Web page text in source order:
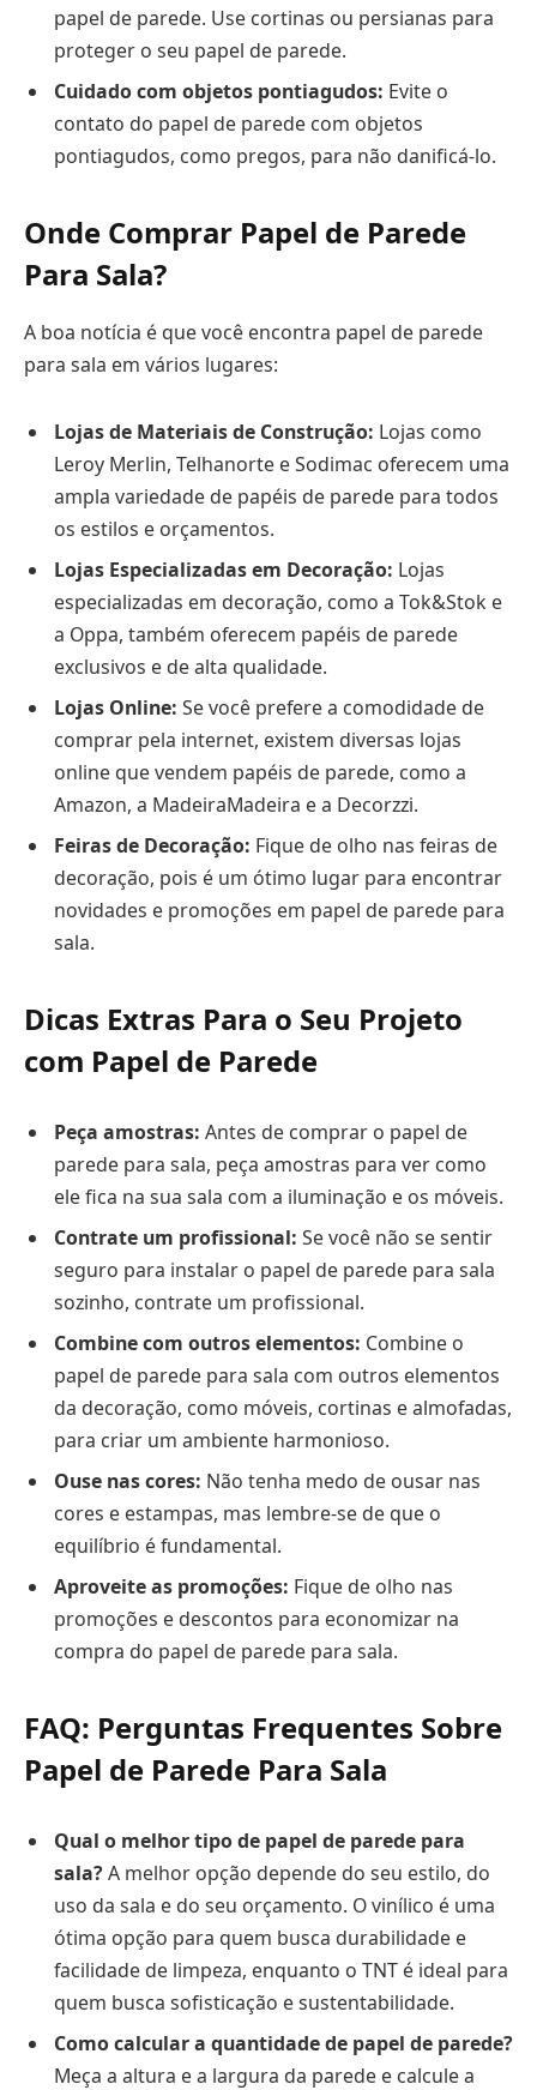
papel de parede. Use cortinas ou persianas para
proteger o seu papel de parede.
Cuidado com objetos pontiagudos: Evite o
contato do papel de parede com objetos
pontiagudos, como pregos, para não danificá-lo.
Onde Comprar Papel de Parede
Para Sala?
A boa notícia é que você encontra papel de parede
para sala em vários lugares:
Lojas de Materiais de Construção: Lojas como
Leroy Merlin, Telhanorte e Sodimac oferecem uma
ampla variedade de papéis de parede para todos
os estilos e orçamentos.
Lojas Especializadas em Decoração: Lojas
especializadas em decoração, como a Tok&Stok e
a Oppa, também oferecem papéis de parede
exclusivos e de alta qualidade.
Lojas Online: Se você prefere a comodidade de
comprar pela internet, existem diversas lojas
online que vendem papéis de parede, como a
Amazon, a MadeiraMadeira e a Decorzzi.
Feiras de Decoração: Fique de olho nas feiras de
decoração, pois é um ótimo lugar para encontrar
novidades e promoções em papel de parede para
sala.
Dicas Extras Para o Seu Projeto
com Papel de Parede
Peça amostras: Antes de comprar o papel de
parede para sala, peça amostras para ver como
ele fica na sua sala com a iluminação e os móveis.
Contrate um profissional: Se você não se sentir
seguro para instalar o papel de parede para sala
sozinho, contrate um profissional.
Combine com outros elementos: Combine o
papel de parede para sala com outros elementos
da decoração, como móveis, cortinas e almofadas,
para criar um ambiente harmonioso.
Ouse nas cores: Não tenha medo de ousar nas
cores e estampas, mas lembre-se de que o
equilíbrio é fundamental.
Aproveite as promoções: Fique de olho nas
promoções e descontos para economizar na
compra do papel de parede para sala.
FAQ: Perguntas Frequentes Sobre
Papel de Parede Para Sala
Qual o melhor tipo de papel de parede para
sala?A melhor opção depende do seu estilo, do
uso da sala e do seu orçamento. O vinílico é uma
ótima opção para quem busca durabilidade e
facilidade de limpeza, enquanto o TNT é ideal para
quem busca sofisticação e sustentabilidade.
Como calcular a quantidade de papel de parede?
Meça a altura e a largura da parede e calcule a